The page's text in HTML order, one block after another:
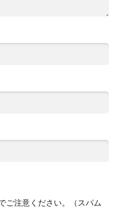
ご注意ください。（スパム